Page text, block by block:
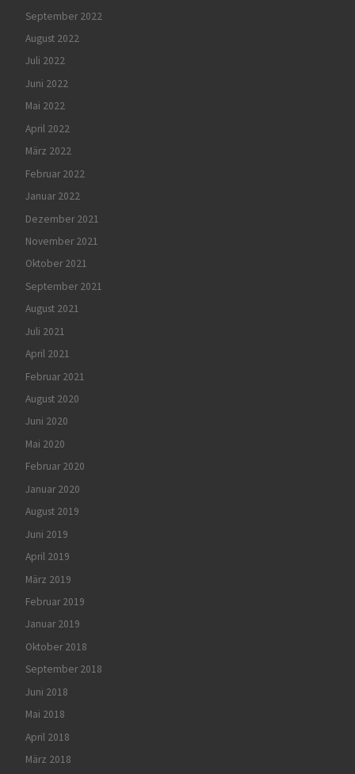
September 2022
August 2022
Juli 2022
Juni 2022
Mai 2022
April 2022
März 2022
Februar 2022
Januar 2022
Dezember 2021
November 2021
Oktober 2021
September 2021
August 2021
Juli 2021
April 2021
Februar 2021
August 2020
Juni 2020
Mai 2020
Februar 2020
Januar 2020
August 2019
Juni 2019
April 2019
März 2019
Februar 2019
Januar 2019
Oktober 2018
September 2018
Juni 2018
Mai 2018
April 2018
März 2018